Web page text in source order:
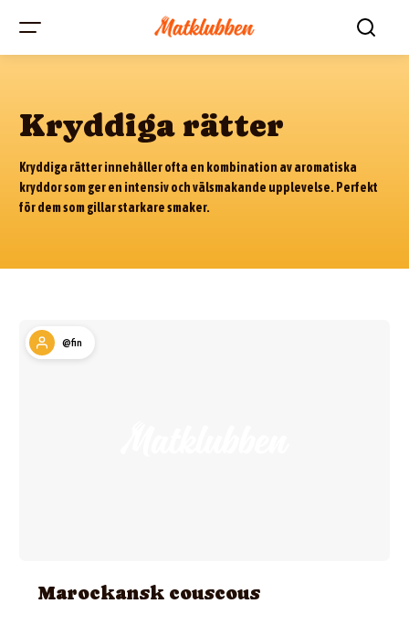
Kryddiga rätter
Kryddiga rätter innehåller ofta en kombination av aromatiska
kryddor som ger en intensiv och välsmakande upplevelse. Perfekt
för dem som gillar starkare smaker.
@fin
Marockansk couscous